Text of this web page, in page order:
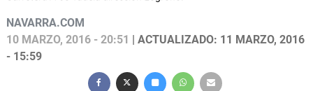
NAVARRA.COM
10 MARZO, 2016 - 20:51
| ACTUALIZADO: 11 MARZO, 2016
- 15:59